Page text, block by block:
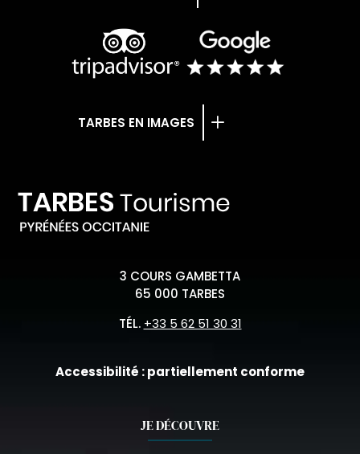
TARBES EN IMAGES
3 COURS GAMBETTA
65 000 TARBES
TÉL. +33 5 62 51 30 31
Accessibilité : partiellement conforme
JE DÉCOUVRE